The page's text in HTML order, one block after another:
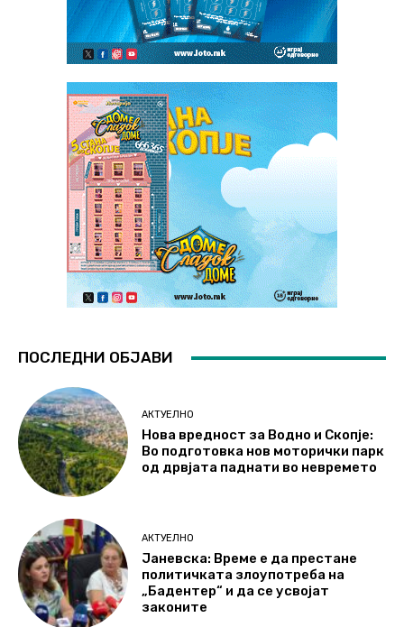
ПОСЛЕДНИ ОБЈАВИ
АКТУЕЛНО
Нова вредност за Водно и Скопје:
Во подготовка нов моторички парк
од дрвјата паднати во невремето
АКТУЕЛНО
Јаневска: Време е да престане
политичката злоупотреба на
„Бадентер“ и да се усвојат
законите